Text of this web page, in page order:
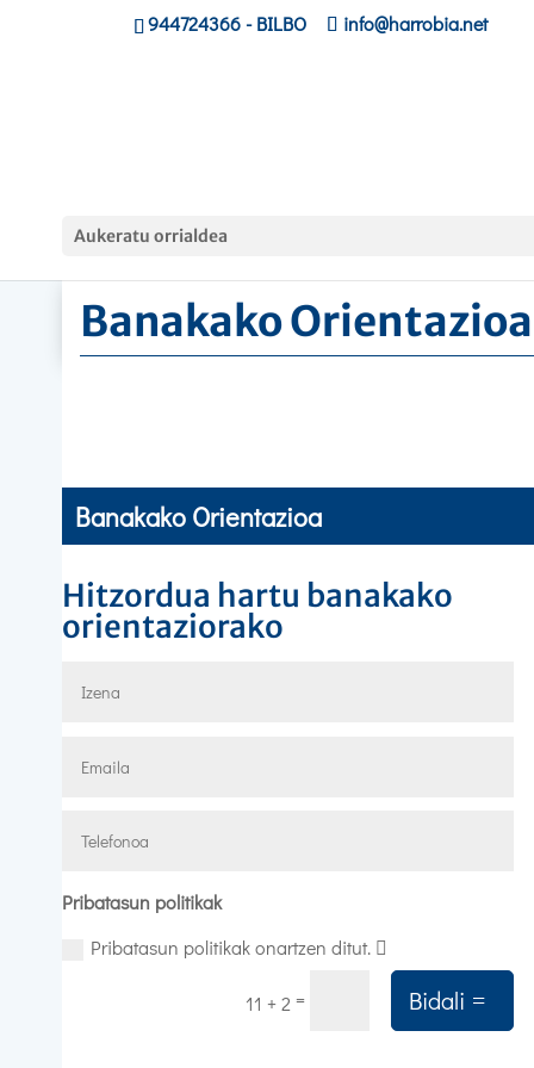
944724366- BILBO info@harrobia.net
Aukeratu orrialdea
Banakako Orientazioa
Banakako Orientazioa
Hitzordua hartu banakako
orientaziorako
Pribatasun politikak
Pribatasun politikak onartzen ditut.
11 + 2 = Bidali